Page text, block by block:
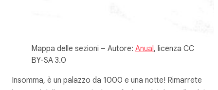
Mappa delle sezioni – Autore: Anual, licenza CC
BY-SA 3.0
Insomma, è un palazzo da 1000 e una notte! Rimarrete